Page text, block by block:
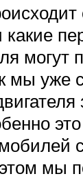
могут
мы уже
мы